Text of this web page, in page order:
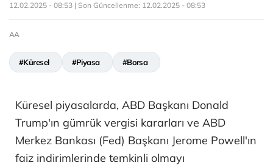
12.02.2025 - 08:53 | Son Güncellenme: 12.02.2025 - 08:53
AA
#Küresel #Piyasa #Borsa
Küresel piyasalarda, ABD Başkanı Donald
Trump'ın gümrük vergisi kararları ve ABD
Merkez Bankası (Fed) Başkanı Jerome Powell'ın
faiz indirimlerinde temkinli olmayı